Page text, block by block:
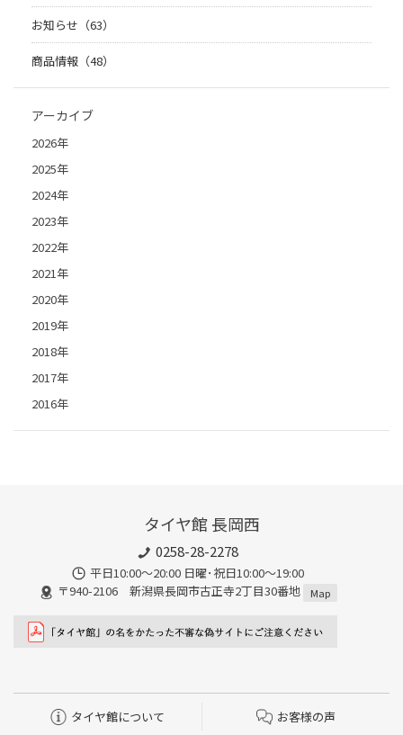
お知らせ（63）
商品情報（48）
アーカイブ
2026年
2025年
2024年
2023年
2022年
2021年
2020年
2019年
2018年
2017年
2016年
タイヤ館 長岡西
0258-28-2278
平日10:00～20:00 日曜･祝日10:00～19:00
〒940-2106 新潟県長岡市古正寺2丁目30番地
Map
タイヤ館について お客様の声